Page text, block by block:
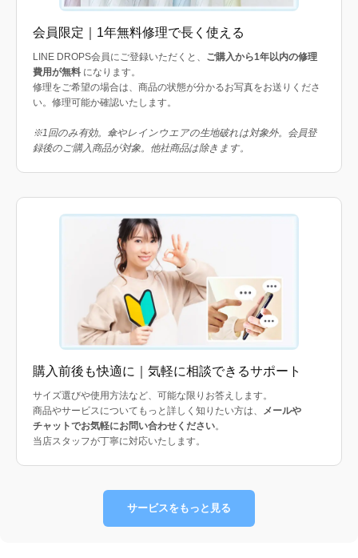
会員限定｜1年無料修理で長く使える
LINE DROPS会員にご登録いただくと、 ご購入から1年以内の修理
費用が無料 になります。
修理をご希望の場合は、商品の状態が分かるお写真をお送りくださ
い。修理可能か確認いたします。
※1回のみ有効。傘やレインウエアの生地破れは対象外。会員登
録後のご購入商品が対象。他社商品は除きます。
購入前後も快適に｜気軽に相談できるサポート
サイズ選びや使用方法など、可能な限りお答えします。
商品やサービスについてもっと詳しく知りたい方は、 メールや
チャットでお気軽にお問い合わせください。
当店スタッフが丁寧に対応いたします。
サービスをもっと見る